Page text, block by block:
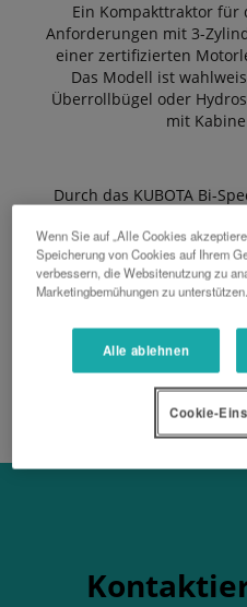
Ein Kompakttraktor
Anforderungen mit 3-
einer zertifizierten
Das Modell ist
Überrollbügel oder
mit
Durch das KUBOTA Bi-
PROSPEKT KUBOTA
Wenn Sie auf „Alle Cookies
Speicherung von Cookies auf Ihrem
verbessern, die Websitenutzung zu
Marketingbemühungen zu unterstützen.
Alle ablehnen
Cookie-